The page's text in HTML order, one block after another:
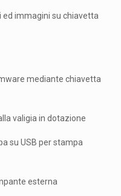
ed immagini su chiavetta
mediante chiavetta
valigia in dotazione
su USB per stampa
esterna